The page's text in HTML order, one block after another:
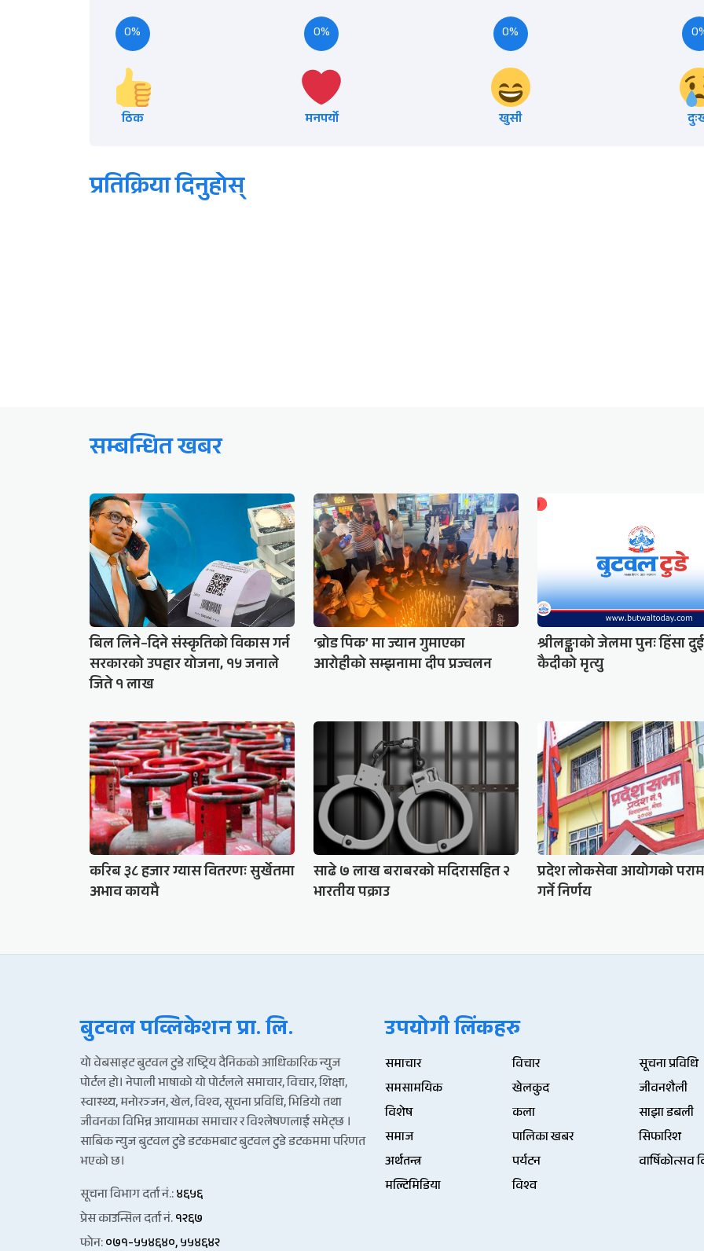
0%
ठिक
0%
मनपर्यो
0%
खुसी
प्रतिक्रिया दिनुहोस्
सम्बन्धित खबर
बिल लिने–दिने संस्कृतिको विकास गर्न
सरकारको उपहार योजना, १५ जनाले
जिते १ लाख
‘ब्रोड पिक’ मा ज्यान गुमाएका
आरोहीको सम्झनामा दीप प्रज्वलन
श्रीलङ्काको जेलमा पुनः हिंसा दुई
कैदीको मृत्यु
करिब ३८ हजार ग्यास वितरणः सुर्खेतमा
अभाव कायमै
साढे ७ लाख बराबरको मदिरासहित २
भारतीय पक्राउ
प्रदेश लोकसेवा आयोगको
गर्ने निर्णय
बुटवल पव्लिकेशन प्रा. लि.
यो वेबसाइट बुटवल टुडे राष्ट्रिय दैनिकको आधिकारिक न्युज
पोर्टल हो। नेपाली भाषाको यो पोर्टलले समाचार, विचार, शिक्षा,
स्वास्थ्य, मनोरञ्जन, खेल, विश्व, सूचना प्रविधि, भिडियो तथा
जीवनका विभिन्न आयामका समाचार र विश्लेषणलाई समेट्छ ।
साबिक न्युज बुटवल टुडे डटकमबाट बुटवल टुडे डटकममा परिणत
भएको छ।
सूचना विभाग दर्ता नं.:४६५६
प्रेस काउन्सिल दर्ता नं.१२६७
फोन:०७१-५५४६४०, ५५४६४२
उपयोगी लिंकहरु
समाचार
समसामयिक
विशेष
समाज
अर्थतन्त्र
मल्टिमिडिया
विचार
खेलकुद
कला
पालिका खबर
पर्यटन
विश्व
सूचना प्रविधि
जीवनशैली
साझा डबली
सिफारिश
वार्षिकोत्सव